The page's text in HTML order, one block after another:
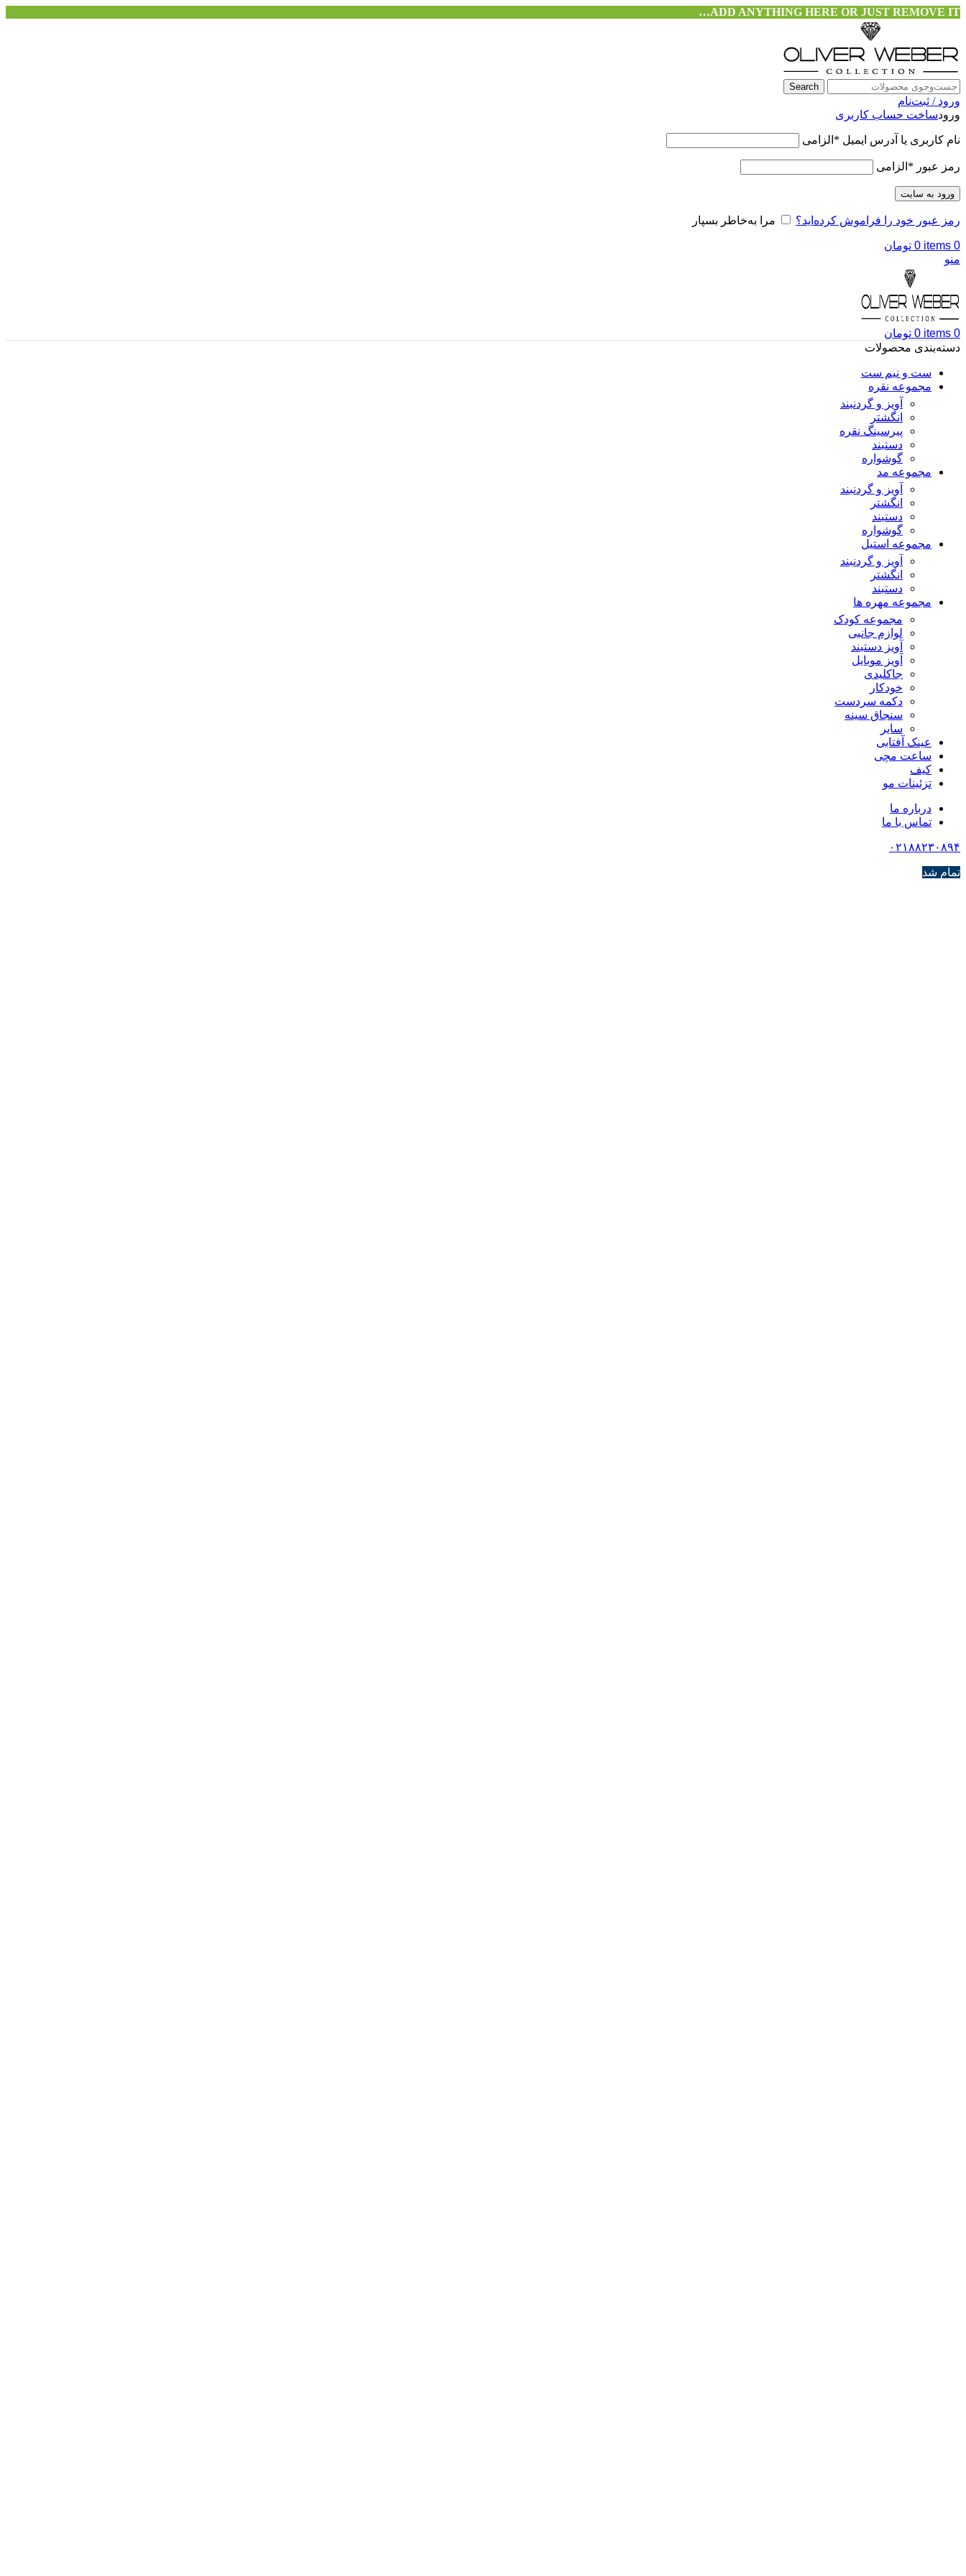
ADD ANYTHING HERE OR JUST REMOVE IT…
Search
ورود / ثبت‌نام
ورودساخت حساب کاربری
نام کاربری یا آدرس ایمیل * الزامی
رمز عبور * الزامی
ورود به سایت
رمز عبور خود را فراموش کرده‌اید؟ مرا به‌خاطر بسپار
0
items
0 تومان
منو
0
items
0 تومان
دسته‌بندی محصولات
ست و نیم ست
مجموعه نقره
آویز و گردنبند
انگشتر
پیرسینگ نقره
دستبند
گوشواره
مجموعه مد
آویز و گردنبند
انگشتر
دستبند
گوشواره
مجموعه استیل
آویز و گردنبند
انگشتر
دستبند
مجموعه مهره ها
مجموعه کودک
لوازم جانبی
آویز دستبند
آویز موبایل
جاکلیدی
خودکار
دکمه سردست
سنجاق سینه
سایر
عینک آفتابی
ساعت مچی
کیف
تزئینات مو
درباره ما
تماس با ما
۰۲۱۸۸۲۳۰۸۹۴
تمام شد